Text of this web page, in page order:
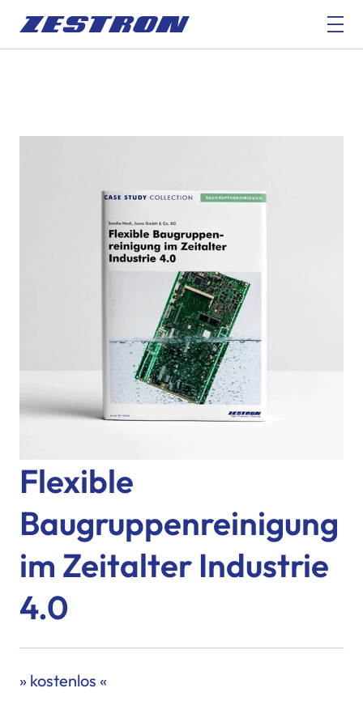
Flexible
Baugruppenreinigung
im Zeitalter Industrie
4.0
» kostenlos «